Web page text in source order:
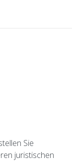
Sie
juristischen